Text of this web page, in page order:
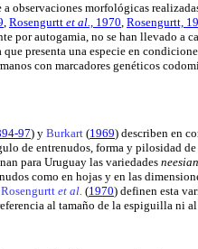
observaciones morfológicas
, Rosengurtt et al., 1970, Rosengurtt,
por autogamia, no se han llevado a
presenta una especie en
con marcadores genéticos
97) y Burkart (1969) describen en
de entrenudos, forma y pilosidad
para Uruguay las variedades
como en hojas y en las
Rosengurtt et al. (1970) definen esta
al tamaño de la espiguilla ni al